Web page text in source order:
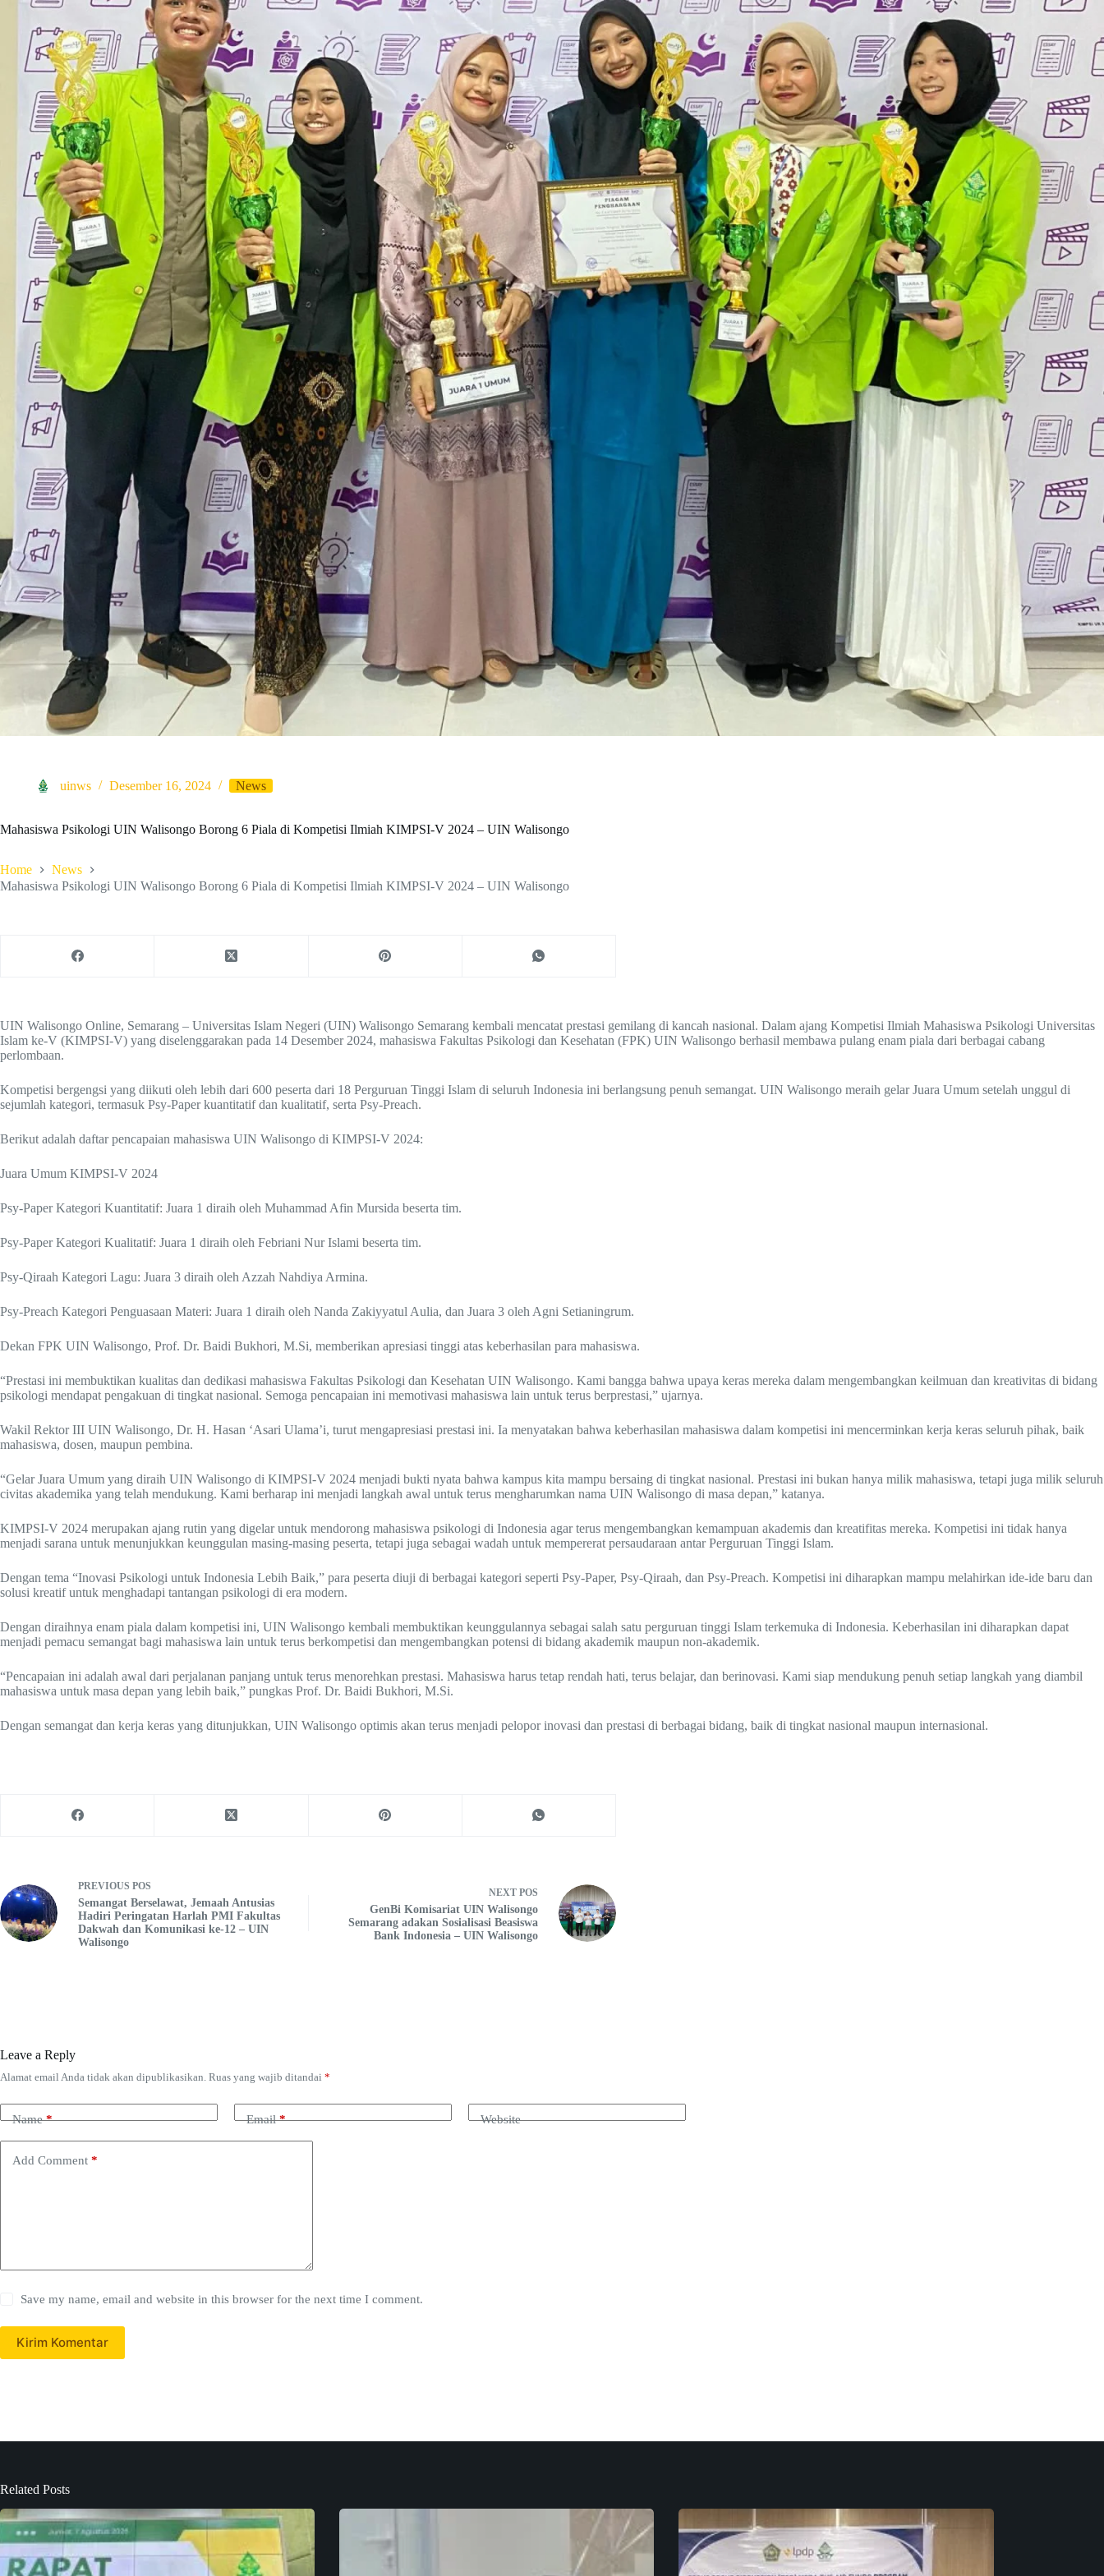
uinws Desember 16, 2024 News
Mahasiswa Psikologi UIN Walisongo Borong 6 Piala di Kompetisi Ilmiah KIMPSI-V 2024 – UIN Walisongo
Home
News
Mahasiswa Psikologi UIN Walisongo Borong 6 Piala di Kompetisi Ilmiah KIMPSI-V 2024 – UIN Walisongo
UIN Walisongo Online, Semarang – Universitas Islam Negeri (UIN) Walisongo Semarang kembali mencatat prestasi gemilang di kancah nasional. Dalam ajang Kompetisi Ilmiah Mahasiswa Psikologi Universitas
Islam ke-V (KIMPSI-V) yang diselenggarakan pada 14 Desember 2024, mahasiswa Fakultas Psikologi dan Kesehatan (FPK) UIN Walisongo berhasil membawa pulang enam piala dari berbagai cabang
perlombaan.
Kompetisi bergengsi yang diikuti oleh lebih dari 600 peserta dari 18 Perguruan Tinggi Islam di seluruh Indonesia ini berlangsung penuh semangat. UIN Walisongo meraih gelar Juara Umum setelah unggul di
sejumlah kategori, termasuk Psy-Paper kuantitatif dan kualitatif, serta Psy-Preach.
Berikut adalah daftar pencapaian mahasiswa UIN Walisongo di KIMPSI-V 2024:
Juara Umum KIMPSI-V 2024
Psy-Paper Kategori Kuantitatif: Juara 1 diraih oleh Muhammad Afin Mursida beserta tim.
Psy-Paper Kategori Kualitatif: Juara 1 diraih oleh Febriani Nur Islami beserta tim.
Psy-Qiraah Kategori Lagu: Juara 3 diraih oleh Azzah Nahdiya Armina.
Psy-Preach Kategori Penguasaan Materi: Juara 1 diraih oleh Nanda Zakiyyatul Aulia, dan Juara 3 oleh Agni Setianingrum.
Dekan FPK UIN Walisongo, Prof. Dr. Baidi Bukhori, M.Si, memberikan apresiasi tinggi atas keberhasilan para mahasiswa.
“Prestasi ini membuktikan kualitas dan dedikasi mahasiswa Fakultas Psikologi dan Kesehatan UIN Walisongo. Kami bangga bahwa upaya keras mereka dalam mengembangkan keilmuan dan kreativitas di bidang
psikologi mendapat pengakuan di tingkat nasional. Semoga pencapaian ini memotivasi mahasiswa lain untuk terus berprestasi,” ujarnya.
Wakil Rektor III UIN Walisongo, Dr. H. Hasan ‘Asari Ulama’i, turut mengapresiasi prestasi ini. Ia menyatakan bahwa keberhasilan mahasiswa dalam kompetisi ini mencerminkan kerja keras seluruh pihak, baik
mahasiswa, dosen, maupun pembina.
“Gelar Juara Umum yang diraih UIN Walisongo di KIMPSI-V 2024 menjadi bukti nyata bahwa kampus kita mampu bersaing di tingkat nasional. Prestasi ini bukan hanya milik mahasiswa, tetapi juga milik seluruh
civitas akademika yang telah mendukung. Kami berharap ini menjadi langkah awal untuk terus mengharumkan nama UIN Walisongo di masa depan,” katanya.
KIMPSI-V 2024 merupakan ajang rutin yang digelar untuk mendorong mahasiswa psikologi di Indonesia agar terus mengembangkan kemampuan akademis dan kreatifitas mereka. Kompetisi ini tidak hanya
menjadi sarana untuk menunjukkan keunggulan masing-masing peserta, tetapi juga sebagai wadah untuk mempererat persaudaraan antar Perguruan Tinggi Islam.
Dengan tema “Inovasi Psikologi untuk Indonesia Lebih Baik,” para peserta diuji di berbagai kategori seperti Psy-Paper, Psy-Qiraah, dan Psy-Preach. Kompetisi ini diharapkan mampu melahirkan ide-ide baru dan
solusi kreatif untuk menghadapi tantangan psikologi di era modern.
Dengan diraihnya enam piala dalam kompetisi ini, UIN Walisongo kembali membuktikan keunggulannya sebagai salah satu perguruan tinggi Islam terkemuka di Indonesia. Keberhasilan ini diharapkan dapat
menjadi pemacu semangat bagi mahasiswa lain untuk terus berkompetisi dan mengembangkan potensi di bidang akademik maupun non-akademik.
“Pencapaian ini adalah awal dari perjalanan panjang untuk terus menorehkan prestasi. Mahasiswa harus tetap rendah hati, terus belajar, dan berinovasi. Kami siap mendukung penuh setiap langkah yang diambil
mahasiswa untuk masa depan yang lebih baik,” pungkas Prof. Dr. Baidi Bukhori, M.Si.
Dengan semangat dan kerja keras yang ditunjukkan, UIN Walisongo optimis akan terus menjadi pelopor inovasi dan prestasi di berbagai bidang, baik di tingkat nasional maupun internasional.
PREVIOUS POS
Semangat Berselawat, Jemaah Antusias
Hadiri Peringatan Harlah PMI Fakultas
Dakwah dan Komunikasi ke-12 – UIN
Walisongo
NEXT POS
GenBi Komisariat UIN Walisongo
Semarang adakan Sosialisasi Beasiswa
Bank Indonesia – UIN Walisongo
Leave a Reply
Alamat email Anda tidak akan dipublikasikan. Ruas yang wajib ditandai *
Name* Email* Website
Add Comment *
Save my name, email and website in this browser for the next time I comment.
Kirim Komentar
Related Posts